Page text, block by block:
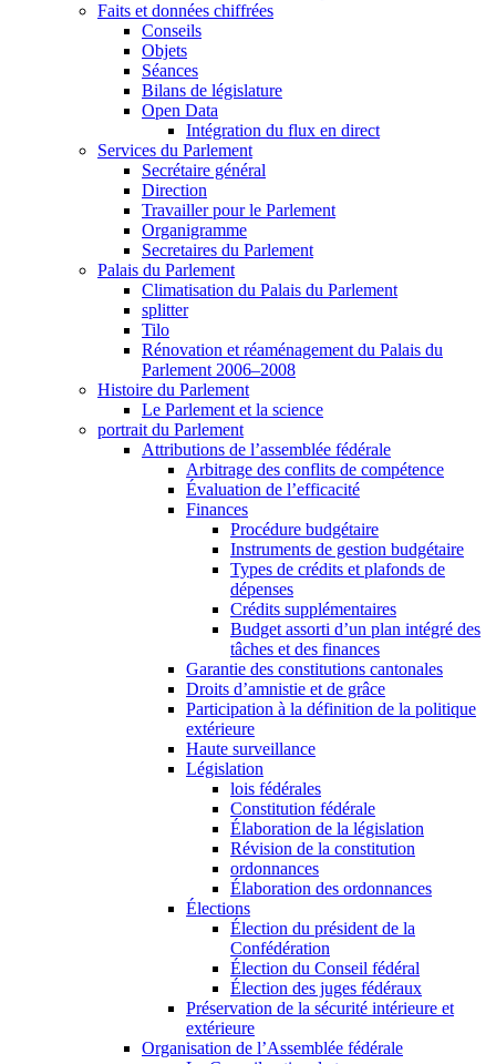
Faits et données chiffrées
Conseils
Objets
Séances
Bilans de législature
Open Data
Intégration du flux en direct
Services du Parlement
Secrétaire général
Direction
Travailler pour le Parlement
Organigramme
Secretaires du Parlement
Palais du Parlement
Climatisation du Palais du Parlement
splitter
Tilo
Rénovation et réaménagement du Palais du
Parlement 2006–2008
Histoire du Parlement
Le Parlement et la science
portrait du Parlement
Attributions de l’assemblée fédérale
Arbitrage des conflits de compétence
Évaluation de l’efficacité
Finances
Procédure budgétaire
Instruments de gestion budgétaire
Types de crédits et plafonds de
dépenses
Crédits supplémentaires
Budget assorti d’un plan intégré des
tâches et des finances
Garantie des constitutions cantonales
Droits d’amnistie et de grâce
Participation à la définition de la politique
extérieure
Haute surveillance
Législation
lois fédérales
Constitution fédérale
Élaboration de la législation
Révision de la constitution
ordonnances
Élaboration des ordonnances
Élections
Élection du président de la
Confédération
Élection du Conseil fédéral
Élection des juges fédéraux
Préservation de la sécurité intérieure et
extérieure
Organisation de l’Assemblée fédérale